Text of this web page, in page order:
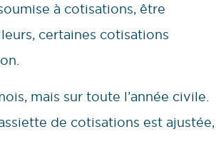
à cotisations, être
certaines cotisations
mais sur toute l’année civile.
de cotisations est ajustée,